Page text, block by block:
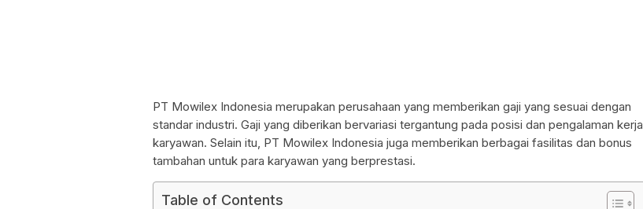
PT Mowilex Indonesia merupakan perusahaan yang memberikan gaji yang sesuai dengan
standar industri. Gaji yang diberikan bervariasi tergantung pada posisi dan pengalaman kerja
karyawan. Selain itu, PT Mowilex Indonesia juga memberikan berbagai fasilitas dan bonus
tambahan untuk para karyawan yang berprestasi.
Table of Contents